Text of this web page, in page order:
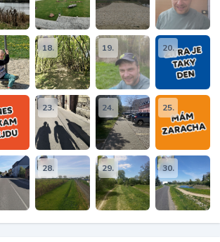
18. 19. 20.
23. 24. 25.
28. 29. 30.